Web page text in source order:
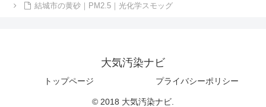
結城市の黄砂｜PM2.5｜光化学スモッグ
大気汚染ナビ
トップページ プライバシーポリシー
© 2018 大気汚染ナビ.